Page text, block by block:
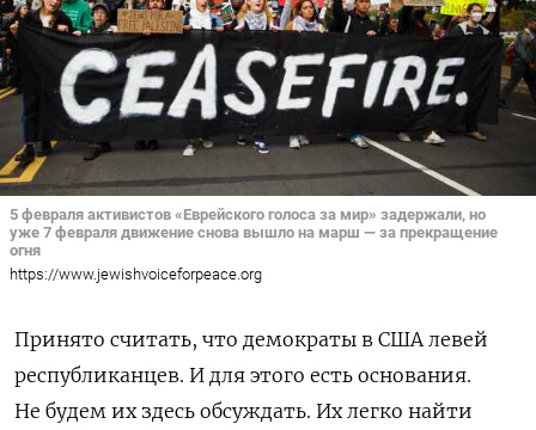
5 февраля активистов «Еврейского голоса за мир» задержали, но
уже 7 февраля движение снова вышло на марш — за прекращение
огня
https://www.jewishvoiceforpeace.org
Принято считать, что демократы в США левей
республиканцев. И для этого есть основания.
Не будем их здесь обсуждать. Их легко найти